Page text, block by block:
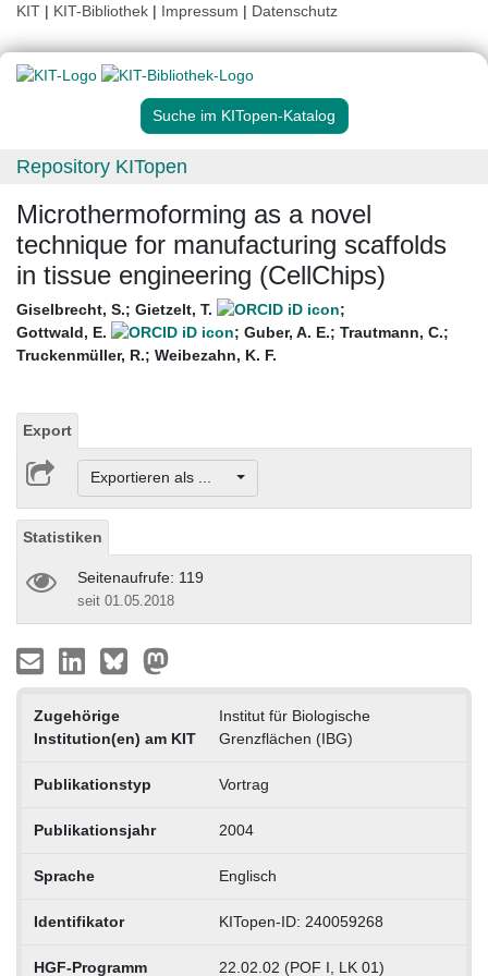
KIT | KIT-Bibliothek | Impressum | Datenschutz
Suche im KITopen-Katalog
Repository KITopen
Microthermoforming as a novel
technique for manufacturing scaffolds
in tissue engineering (CellChips)
Giselbrecht, S.; Gietzelt, T.
;
Gottwald, E.
; Guber, A. E.; Trautmann, C.;
Truckenmüller, R.; Weibezahn, K. F.
Export
Exportieren als ...
Statistiken
Seitenaufrufe: 119
seit 01.05.2018
Zugehörige
Institution(en) am KIT
Institut für Biologische
Grenzflächen (IBG)
Publikationstyp Vortrag
Publikationsjahr 2004
Sprache Englisch
Identifikator KITopen-ID: 240059268
HGF-Programm 22.02.02 (POF I, LK 01)